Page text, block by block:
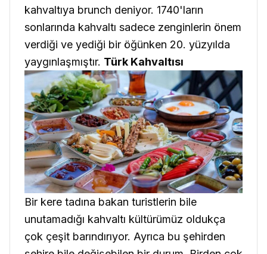
kahvaltıya brunch deniyor. 1740'ların
sonlarında kahvaltı sadece zenginlerin önem
verdiği ve yediği bir öğünken 20. yüzyılda
yaygınlaşmıştır. Türk Kahvaltısı
Bir kere tadına bakan turistlerin bile
unutamadığı kahvaltı kültürümüz oldukça
çok çeşit barındırıyor. Ayrıca bu şehirden